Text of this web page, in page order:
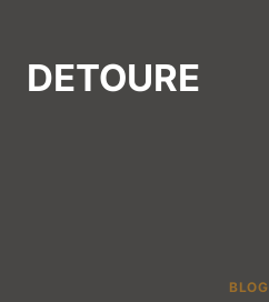
contenu
DETOURE
BLOG